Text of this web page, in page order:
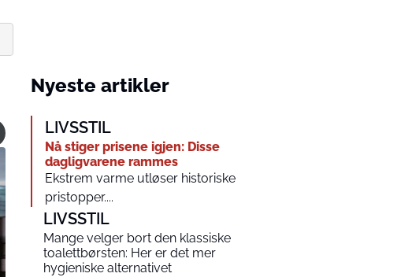
Nyeste artikler
LIVSSTIL
Nå stiger prisene igjen: Disse
dagligvarene rammes
Ekstrem varme utløser historiske
pristopper....
LIVSSTIL
Mange velger bort den klassiske
toalettbørsten: Her er det mer
hygieniske alternativet